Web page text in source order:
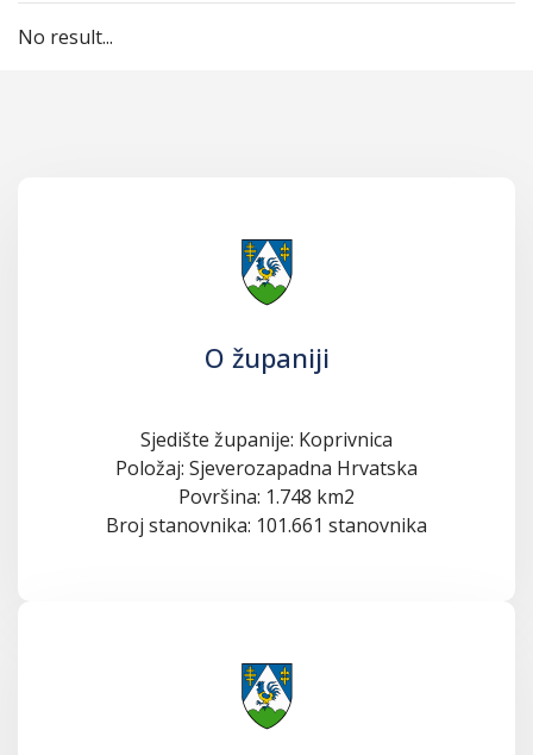
No result...
O županiji
Sjedište županije: Koprivnica
Položaj: Sjeverozapadna Hrvatska
Površina: 1.748 km2
Broj stanovnika: 101.661 stanovnika